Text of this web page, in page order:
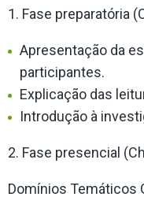
1. Fase preparatória (
Apresentação da
participantes.
Explicação das
Introdução à
2. Fase presencial (
Domínios Temáticos